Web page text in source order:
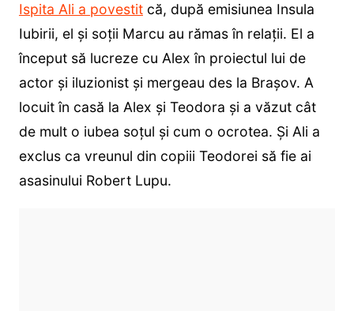
Ispita Ali a povestitcă, după emisiunea Insula
Iubirii, el și soții Marcu au rămas în relații. El a
început să lucreze cu Alex în proiectul lui de
actor și iluzionist și mergeau des la Brașov. A
locuit în casă la Alex și Teodora și a văzut cât
de mult o iubea soțul și cum o ocrotea. Și Ali a
exclus ca vreunul din copiii Teodorei să fie ai
asasinului Robert Lupu.